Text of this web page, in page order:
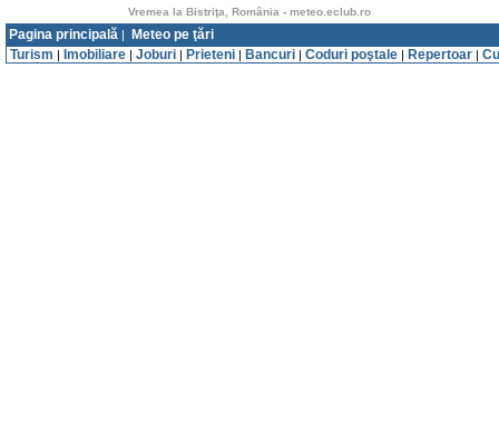
Vremea la Bistriţa, România - meteo.eclub.ro
Pagina principală |
Meteo pe ţări
Turism | Imobiliare | Joburi | Prieteni | Bancuri | Coduri poştale | Repertoar |